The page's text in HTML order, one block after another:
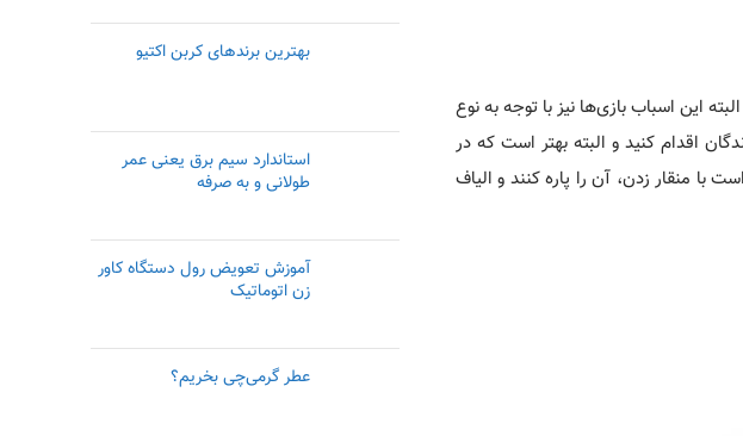
این اسباب بازی‌ها نیز با توجه به نوع
اقدام کنید و البته بهتر است که در
با منقار زدن، آن را پاره کنند و الیاف
بهترین برندهای کربن اکتیو
استاندارد سیم برق یعنی عمر
طولانی و به صرفه
آموزش تعویض رول دستگاه کاور
زن اتوماتیک
عطر گرمی‌چی بخریم؟